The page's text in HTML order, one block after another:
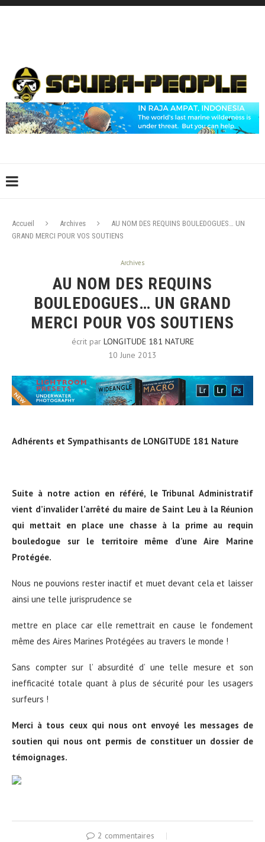
Accueil Archives
AU NOM DES REQUINS BOULEDOGUES… UN
GRAND MERCI POUR VOS SOUTIENS
Archives
AU NOM DES REQUINS
BOULEDOGUES… UN GRAND
MERCI POUR VOS SOUTIENS
écrit par LONGITUDE 181 NATURE
10 June 2013
Adhérents et Sympathisants de LONGITUDE 181 Nature
Suite à notre action en référé, le Tribunal Administratif
vient d’invalider l’arrêté du maire de Saint Leu à la Réunion
qui mettait en place une chasse à la prime au requin
bouledogue sur le territoire même d’une Aire Marine
Protégée.
Nous ne pouvions rester inactif et muet devant cela et laisser
ainsi une telle jurisprudence se
mettre en place car elle remettrait en cause le fondement
même des Aires Marines Protégées au travers le monde !
Sans compter sur l’ absurdité d’ une telle mesure et son
inefficacité totale quant à plus de sécurité pour les usagers
surfeurs !
Merci à tous ceux qui nous ont envoyé les messages de
soutien qui nous ont permis de constituer un dossier de
témoignages.
2 commentaires